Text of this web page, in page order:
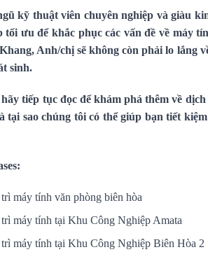
kỹ thuật viên chuyên nghiệp và giàu
tối ưu để khắc phục các vấn đề về máy
Anh/chị sẽ không còn phải lo lắng
sinh.
tiếp tục đọc để khám phá thêm về
tại sao chúng tôi có thể giúp bạn tiết
máy tính văn phòng biên hòa
máy tính tại Khu Công Nghiệp Amata
máy tính tại Khu Công Nghiệp Biên Hòa 2